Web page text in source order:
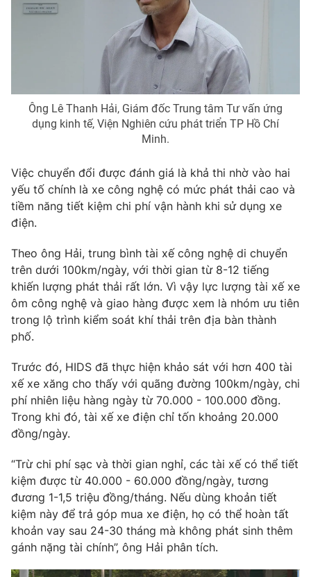
® Cấm sao chép dưới mọi hình thức nếu không có sự chấp
thuận bằng văn bản. Ghi rõ nguồn VTV.vn khi phát hành lại
thông tin từ website này.
Ông Lê Thanh Hải, Giám đốc Trung tâm Tư vấn ứng
dụng kinh tế, Viện Nghiên cứu phát triển TP Hồ Chí
Minh.
Việc chuyển đổi được đánh giá là khả thi nhờ vào hai
yếu tố chính là xe công nghệ có mức phát thải cao và
tiềm năng tiết kiệm chi phí vận hành khi sử dụng xe
điện.
Theo ông Hải, trung bình tài xế công nghệ di chuyển
trên dưới 100km/ngày, với thời gian từ 8-12 tiếng
khiến lượng phát thải rất lớn. Vì vậy lực lượng tài xế xe
ôm công nghệ và giao hàng được xem là nhóm ưu tiên
trong lộ trình kiểm soát khí thải trên địa bàn thành
phố.
Trước đó, HIDS đã thực hiện khảo sát với hơn 400 tài
xế xe xăng cho thấy với quãng đường 100km/ngày, chi
phí nhiên liệu hàng ngày từ 70.000 - 100.000 đồng.
Trong khi đó, tài xế xe điện chỉ tốn khoảng 20.000
đồng/ngày.
“Trừ chi phí sạc và thời gian nghỉ, các tài xế có thể tiết
kiệm được từ 40.000 - 60.000 đồng/ngày, tương
đương 1-1,5 triệu đồng/tháng. Nếu dùng khoản tiết
kiệm này để trả góp mua xe điện, họ có thể hoàn tất
khoản vay sau 24-30 tháng mà không phát sinh thêm
gánh nặng tài chính”, ông Hải phân tích.